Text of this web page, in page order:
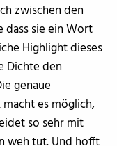
zwischen den
sie ein Wort
Highlight dieses
Dichte den
genaue
es möglich,
so sehr mit
weh tut. Und hofft